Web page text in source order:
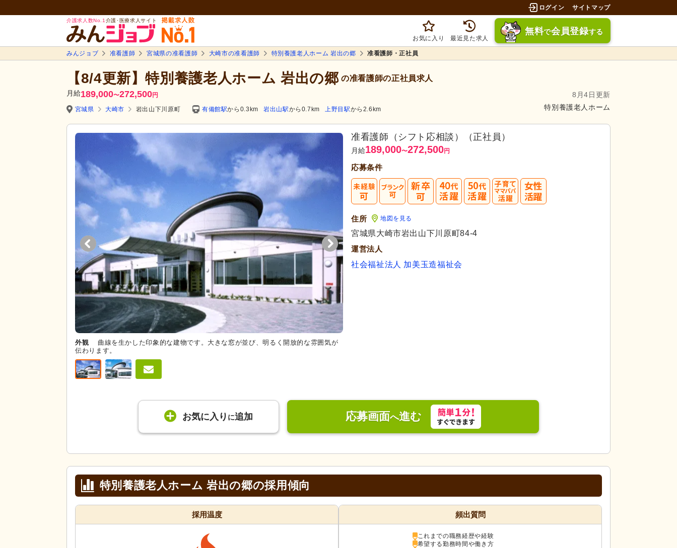
ログイン サイトマップ
介護求人数No.1 介護･医療求人サイト
お気に入り 最近見た求人
無料で会員登録する
みんジョブ 准看護師 宮城県の准看護師 大崎市の准看護師 特別養護老人ホーム 岩出の郷 准看護師・正社員
【8/4更新】特別養護老人ホーム 岩出の郷 の准看護師の正社員求人
月給189,000〜272,500円
8月4日更新
特別養護老人ホーム
宮城県 大崎市 岩出山下川原町 有備館駅から0.3km 岩出山駅から0.7km 上野目駅から2.6km
外観
曲線を生かした印象的な建物です。大きな窓が並び、明るく開放的な雰囲気が
伝わります。
准看護師（シフト応相談）（正社員）
月給189,000〜272,500円
応募条件
住所 地図を見る
宮城県大崎市岩出山下川原町84-4
運営法人
社会福祉法人 加美玉造福祉会
お気に入り に追加 応募画面へ進む
特別養護老人ホーム 岩出の郷の採用傾向
採用温度 頻出質問
これまでの職務経歴や経験
希望する勤務時間や働き方